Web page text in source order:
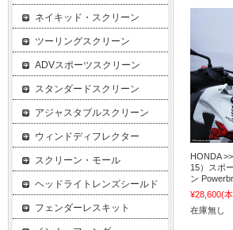
HONDA
15）スポ
ン
¥28,600(
在庫無し
ネイキッド・スクリーン
ツーリングスクリーン
ADVスポーツスクリーン
スタンダードスクリーン
アジャスタブルスクリーン
ウィンドディフレクター
スクリーン・モール
ヘッドライトレンズシールド
フェンダーレスキット